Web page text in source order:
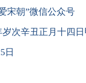
朝”微信公众号
次辛丑正月十四